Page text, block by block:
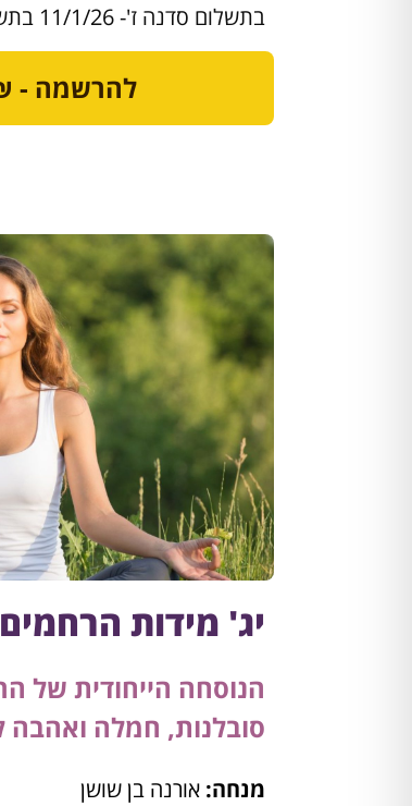
בתשלום סדנה ז'- 11/1/26 בתשלום
להרשמה -
יג' מידות
הנוסחה הייחודית של
סובלנות, חמלה ואהבה
מנחה: אורנה בן שושן